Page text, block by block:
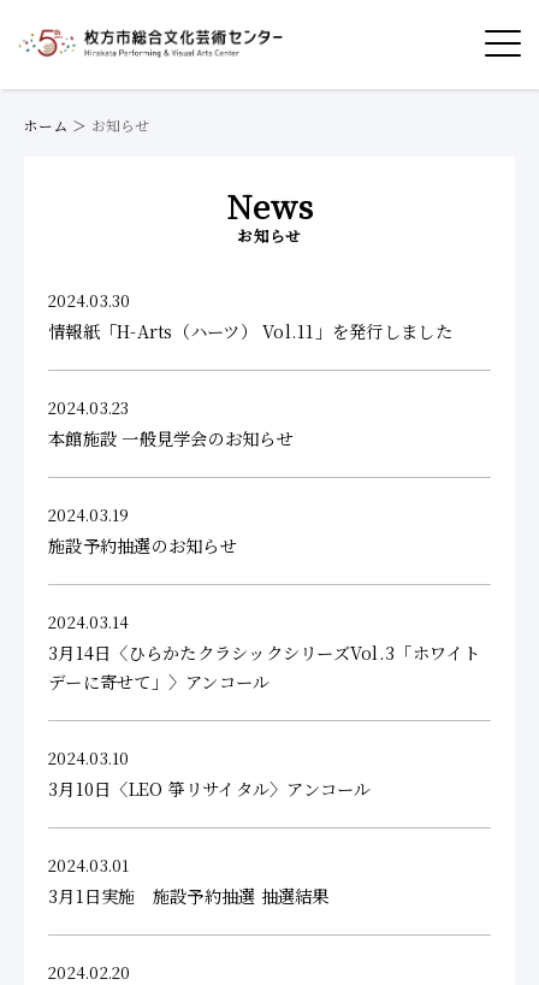
ホーム ＞ お知らせ
News
お知らせ
2024.03.30
情報紙「H-Arts（ハーツ） Vol.11」を発行しました
2024.03.23
本館施設 一般見学会のお知らせ
2024.03.19
施設予約抽選のお知らせ
2024.03.14
3月14日〈ひらかたクラシックシリーズVol.3「ホワイト
デーに寄せて」〉アンコール
2024.03.10
3月10日〈LEO 箏リサイタル〉アンコール
2024.03.01
3月1日実施 施設予約抽選 抽選結果
2024.02.20